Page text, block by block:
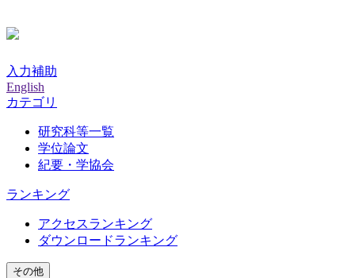
入力補助
English
カテゴリ
研究科等一覧
学位論文
紀要・学協会
ランキング
アクセスランキング
ダウンロードランキング
その他